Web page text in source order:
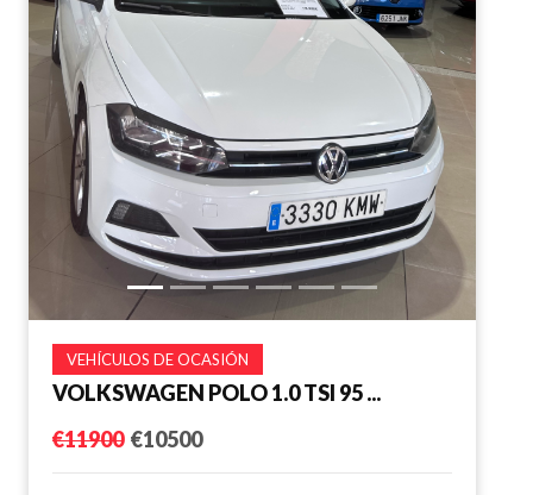
VEHÍCULOS DE OCASIÓN
VOLKSWAGEN POLO 1.0 TSI 95 ...
€11900€10500